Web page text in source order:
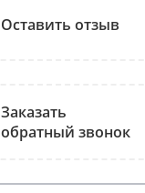
Оставить отзыв
Заказать
обратный звонок